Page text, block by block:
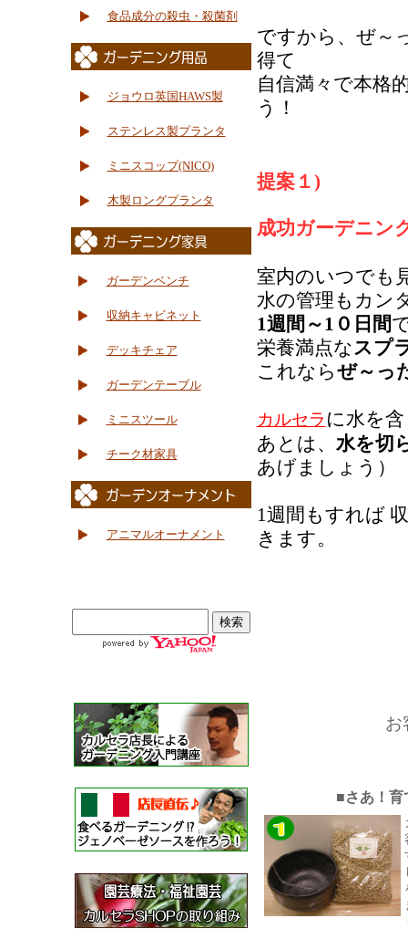
食品成分の殺虫・殺菌剤
ジョウロ英国HAWS製
ステンレス製プランタ
ミニスコップ(NICO)
木製ロングプランタ
ガーデンベンチ
収納キャビネット
デッキチェア
ガーデンテーブル
ミニスツール
チーク材家具
アニマルオーナメント
ですから、ぜ～
得て
自信満々で本格
う！
提案１)
成功ガーデニ
室内のいつでも
水の管理もカン
1週間～1０日間
栄養満点なスプ
これならぜ～っ
カルセラ に水を
あとは、 水を切
あげましょう）
1週間もすれば
きます。
お
■さあ！